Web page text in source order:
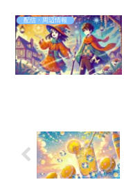
配信・周辺情報